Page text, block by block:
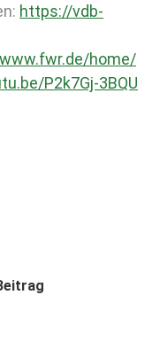
https://vdb-
home/
P2k7Gj-3BQU